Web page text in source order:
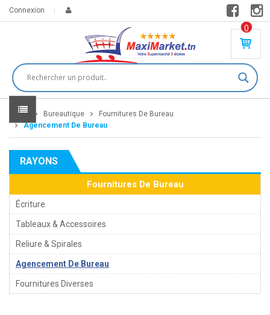
Connexion
0
PR
DU
IT(
S)
Home Bureautique
Fournitures De Bureau
Agencement De Bureau
RAYONS
Fournitures De Bureau
Écriture
Tableaux & Accessoires
Reliure & Spirales
Agencement De Bureau
Fournitures Diverses